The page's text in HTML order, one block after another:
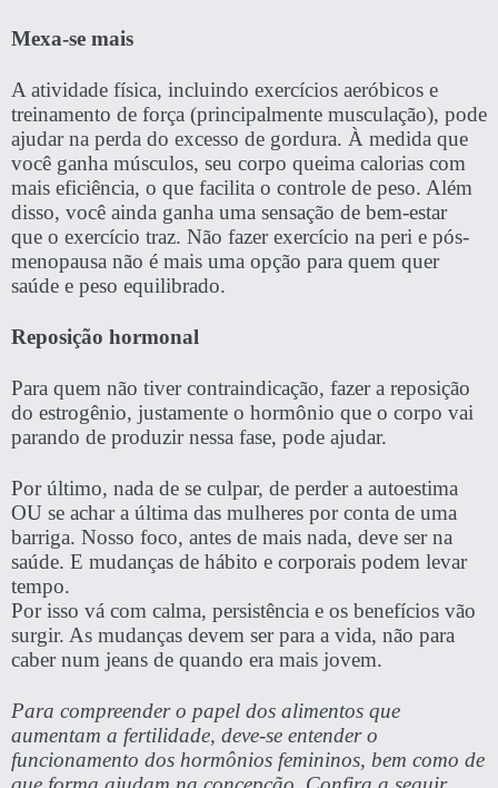
Mexa-se mais
A atividade física, incluindo exercícios aeróbicos e
treinamento de força (principalmente musculação), pode
ajudar na perda do excesso de gordura. À medida que
você ganha músculos, seu corpo queima calorias com
mais eficiência, o que facilita o controle de peso. Além
disso, você ainda ganha uma sensação de bem-estar
que o exercício traz. Não fazer exercício na peri e pós-
menopausa não é mais uma opção para quem quer
saúde e peso equilibrado.
Reposição hormonal
Para quem não tiver contraindicação, fazer a reposição
do estrogênio, justamente o hormônio que o corpo vai
parando de produzir nessa fase, pode ajudar.
Por último, nada de se culpar, de perder a autoestima
OU se achar a última das mulheres por conta de uma
barriga. Nosso foco, antes de mais nada, deve ser na
saúde. E mudanças de hábito e corporais podem levar
tempo.
Por isso vá com calma, persistência e os benefícios vão
surgir. As mudanças devem ser para a vida, não para
caber num jeans de quando era mais jovem.
Para compreender o papel dos alimentos que
aumentam a fertilidade, deve-se entender o
funcionamento dos hormônios femininos, bem como de